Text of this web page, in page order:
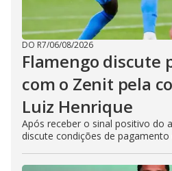
DO R7/06/08/2026
Flamengo discute
com o Zenit pela
Luiz Henrique
Após receber o sinal positivo do
discute condições de